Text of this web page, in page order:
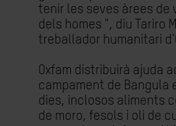
tenir les seves àrees de
dels homes ", diu Tariro
treballador humanitari
Oxfam distribuirà ajuda
campament de Bangula
dies, inclosos aliments
de moro, fesols i oli de